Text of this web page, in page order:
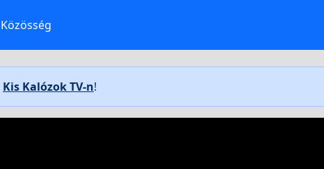
Közösség
Kis Kalózok TV-n!